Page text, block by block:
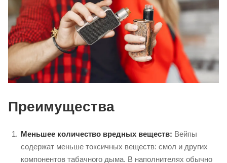
Преимущества
Меньшее количество вредных веществ: Вейпы
содержат меньше токсичных веществ: смол и других
компонентов табачного дыма. В наполнителях обычно